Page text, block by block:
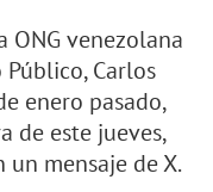
ONG venezolana
Carlos
enero pasado,
de este jueves,
mensaje de X.